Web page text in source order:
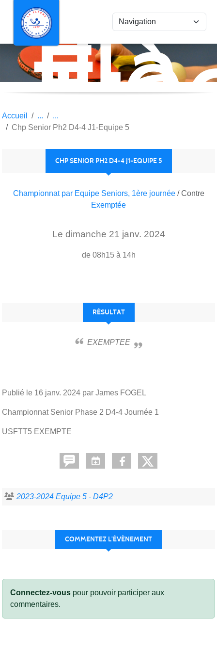
La
de
Accueil
Chp Senior Ph2 D4-4 J1-Equipe 5
CHP SENIOR PH2 D4-4 J1-EQUIPE 5
Championnat par Equipe Seniors, 1ère journée / Contre
Exemptée
Le dimanche 21 janv. 2024
de 08h15 à 14h
RÉSULTAT
EXEMPTEE
Publié le 16 janv. 2024 par James FOGEL
Championnat Senior Phase 2 D4-4 Journée 1
USFTT5 EXEMPTE
2023-2024 Equipe 5 - D4P2
COMMENTEZ L’ÉVÈNEMENT
Connectez-vous pour pouvoir participer aux
commentaires.
Panneau de gestion des cookies